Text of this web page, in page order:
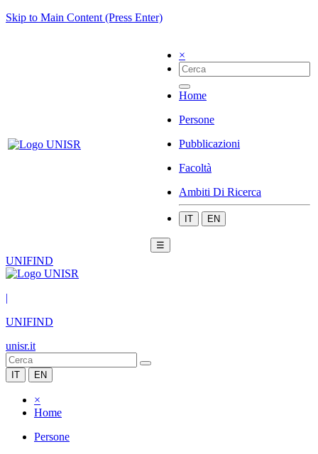
Skip to Main Content (Press Enter)
×
Home
Persone
Pubblicazioni
Facoltà
Ambiti Di Ricerca
IT EN
☰
UNIFIND
|
UNIFIND
unisr.it
IT EN
×
Home
Persone